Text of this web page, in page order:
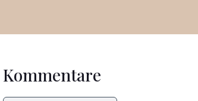
Kommentare